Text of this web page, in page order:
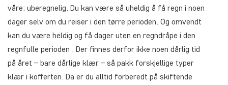
våre: uberegnelig. Du kan være så uheldig å få regn i noen
dager selv om du reiser i den tørre perioden. Og omvendt
kan du være heldig og få dager uten en regndråpe i den
regnfulle perioden . Der finnes derfor ikke noen dårlig tid
på året – bare dårlige klær – så pakk forskjellige typer
klær i kofferten. Da er du alltid forberedt på skiftende